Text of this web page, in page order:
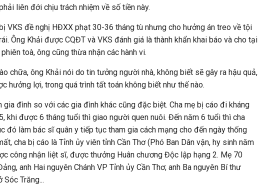
liên đới chịu trách nhiệm về số tiền này.
VKS đề nghị HĐXX phạt 30-36 tháng tù nhưng cho hưởng án treo về tội
Ông Khải được CQĐT và VKS đánh giá là thành khẩn khai báo và cho tại
toà, ông cũng thừa nhận các hành vi.
chữa, ông Khải nói do tin tưởng người nhà, không biết sẽ gây ra hậu quả,
hưởng lợi, trong quá trình tất toán không biết như thế nào.
gia đình so với các gia đình khác cũng đặc biệt. Cha mẹ bị cáo đi kháng
khi được 6 tháng tuổi thì giao người quen nuôi. Đến năm 6 tuổi thì cha
đó làm bác sĩ quân y tiếp tục tham gia cách mạng cho đến ngày thống
cha bị cáo là Tỉnh ủy viên tỉnh Cần Thơ (Phó Ban Dân vận, hy sinh năm
công nhận liệt sĩ, được thưởng Huân chương Độc lập hạng 2. Mẹ 70
anh Hai nguyên Chánh VP Tỉnh ủy Cần Thơ; anh Ba nguyên Bí thư
Sóc Trăng...